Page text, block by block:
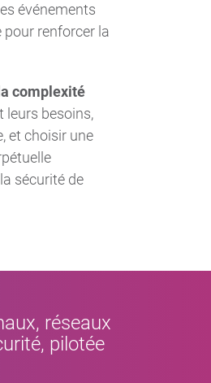
événements
renforcer la
complexité
leurs besoins,
et choisir une
sécurité de
réseaux
pilotée